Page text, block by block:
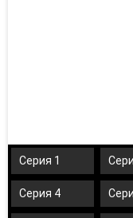
Серия 1
Серия 4